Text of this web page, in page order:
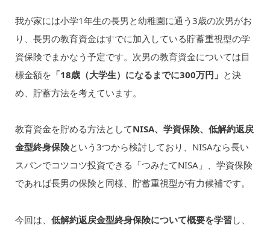
我が家には小学1年生の長男と幼稚園に通う3歳の次男がお
り、長男の教育資金はすでに加入している貯蓄重視型の学
資保険でまかなう予定です。次男の教育資金については目
標金額を 「18歳（大学生）になるまでに300万円」 と決
め、貯蓄方法を考えています。
教育資金を貯める方法としてNISA、学資保険、低解約返戻
金型終身保険という3つから検討しており、NISAなら長い
スパンでコツコツ投資できる「つみたてNISA」、学資保険
であれば長男の保険と同様、貯蓄重視型が有力候補です。
今回は、 低解約返戻金型終身保険について概要を学習 し、